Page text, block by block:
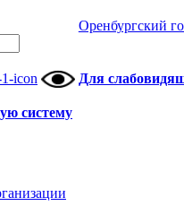
Оренбургский
Для
систему